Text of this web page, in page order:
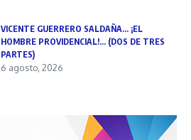
VICENTE GUERRERO SALDAÑA… ¡EL
HOMBRE PROVIDENCIAL!… (DOS DE TRES
PARTES)
6 agosto, 2026